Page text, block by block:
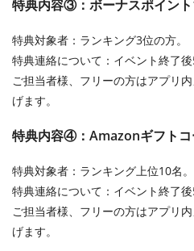
特典内容③：ボーナスポイント
特典対象者：ランキング3位の方。
特典連絡について：イベント終了
ご担当者様、フリーの方はアプリ
げます。
特典内容④：Amazonギフトコ
特典対象者：ランキング上位10名。
特典連絡について：イベント終了
ご担当者様、フリーの方はアプリ
げます。